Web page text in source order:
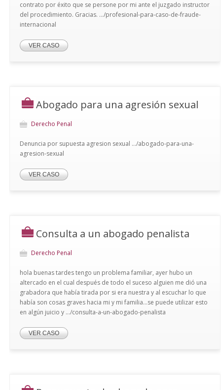
contrato por éxito que se persone por mi ante el juzgado instructor
del procedimiento. Gracias. .../profesional-para-caso-de-fraude-
internacional
VER CASO
Abogado para una agresión sexual
Derecho Penal
Denuncia por supuesta agresion sexual .../abogado-para-una-
agresion-sexual
VER CASO
Consulta a un abogado penalista
Derecho Penal
hola buenas tardes tengo un problema familiar, ayer hubo un
altercado en el cual después de todo el suceso alguien me dió una
grabadora que había tirada por si era nuestra y al escuchar lo que
había son cosas graves hacia mi y mi familia...se puede utilizar esto
en algún juicio y .../consulta-a-un-abogado-penalista
VER CASO